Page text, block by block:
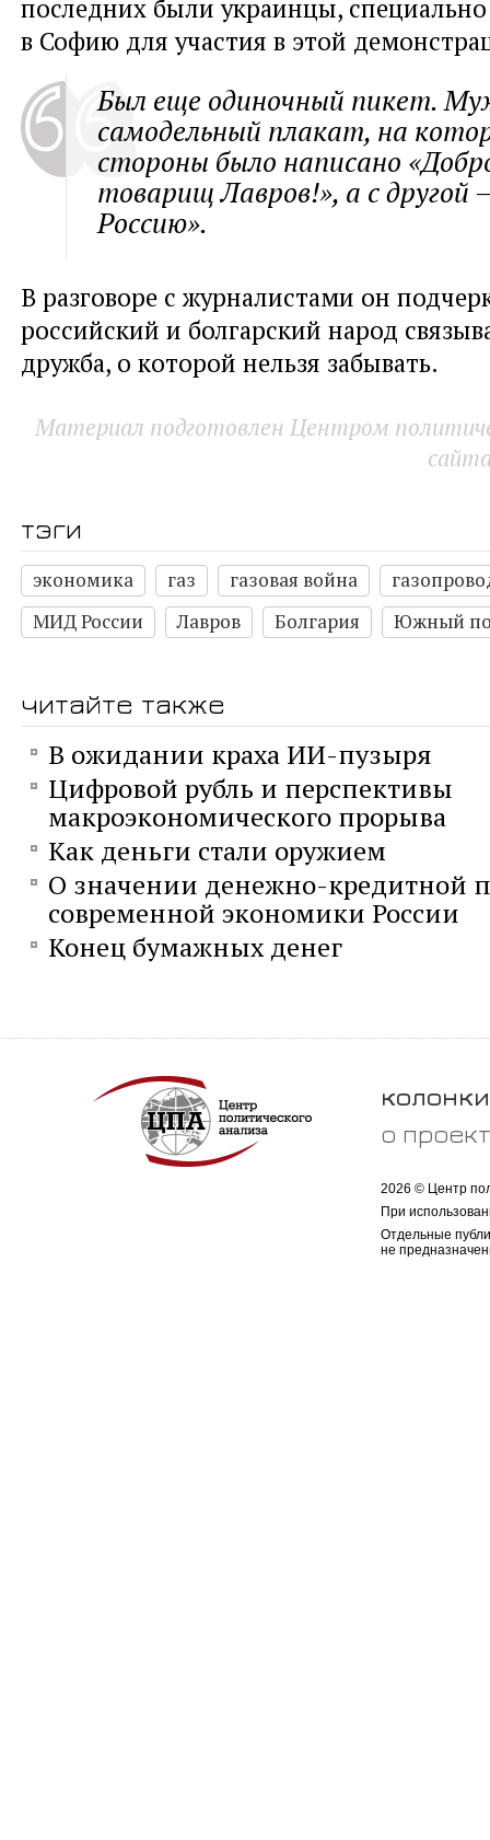
последних были украинцы,
в Софию для участия в этой
Был еще одиночный пикет.
самодельный плакат, на
стороны было написано
товарищ Лавров!», а с другой
Россию».
В разговоре с журналистами он
российский и болгарский народ
дружба, о которой нельзя забывать.
Материал подготовлен Центром
тэги
экономика газ газовая война
МИД России
Лавров Болгария Южный
читайте также
В ожидании краха ИИ-пузыря
Цифровой рубль и перспективы
макроэкономического прорыва
Как деньги стали оружием
О значении денежно-кредитной
современной экономики России
Конец бумажных денег
колонки
о
2026 © Центр
При
Отдельные
не